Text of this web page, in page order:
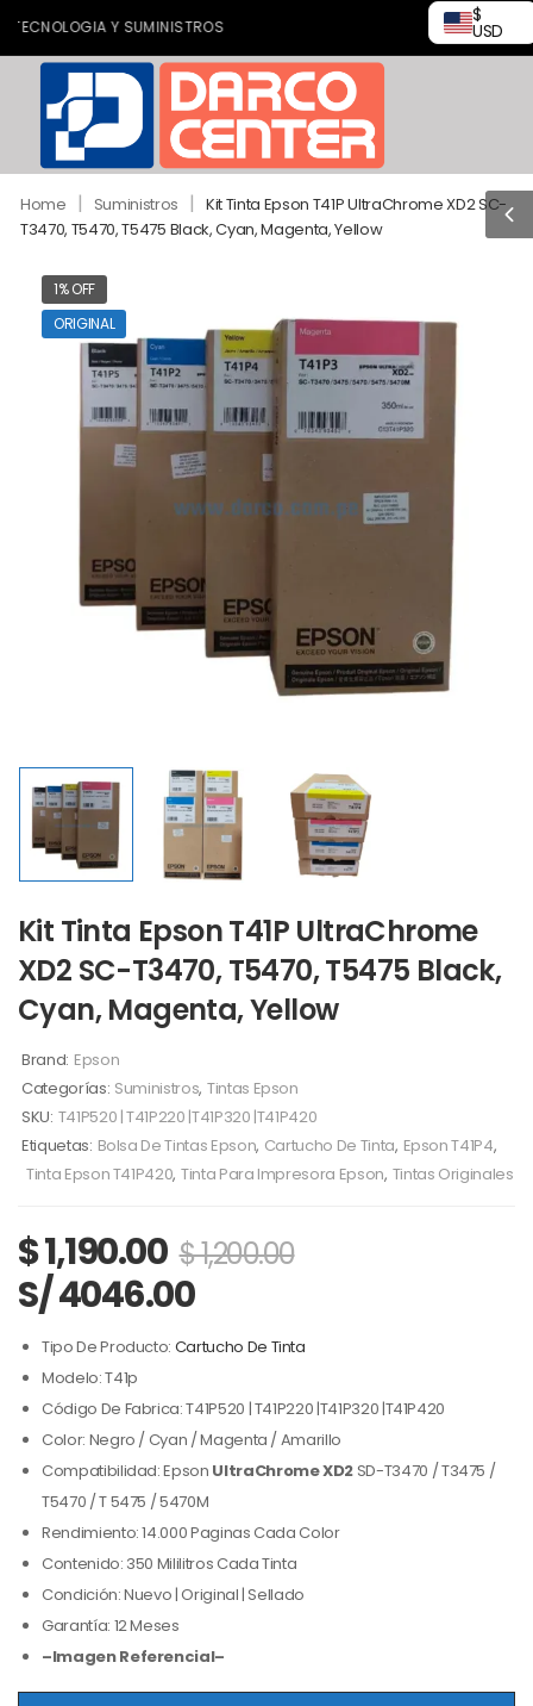
Y SUMINISTROS
$
USD
Home | Suministros | Kit Tinta Epson T41P UltraChrome XD2 SC-
T3470, T5470, T5475 Black, Cyan, Magenta, Yellow
1% OFF
ORIGINAL
Kit Tinta Epson T41P UltraChrome
XD2 SC-T3470, T5470, T5475 Black,
Cyan, Magenta, Yellow
Brand: Epson
Categorías: Suministros, Tintas Epson
SKU: T41P520 | T41P220 |T41P320 |T41P420
Etiquetas: Bolsa De Tintas Epson, Cartucho De Tinta, Epson T41P4,
Tinta Epson T41P420, Tinta Para Impresora Epson, Tintas Originales
$1,190.00 $1,200.00
S/ 4046.00
Tipo De Producto: Cartucho De Tinta
Modelo: T41p
Código De Fabrica: T41P520 | T41P220 |T41P320 |T41P420
Color: Negro / Cyan / Magenta / Amarillo
Compatibilidad: Epson UltraChrome XD2SD-T3470 / T3475 /
T5470 / T 5475 / 5470M
Rendimiento: 14.000 Paginas Cada Color
Contenido: 350 Mililitros Cada Tinta
Condición: Nuevo | Original | Sellado
Garantía: 12 Meses
–Imagen Referencial–